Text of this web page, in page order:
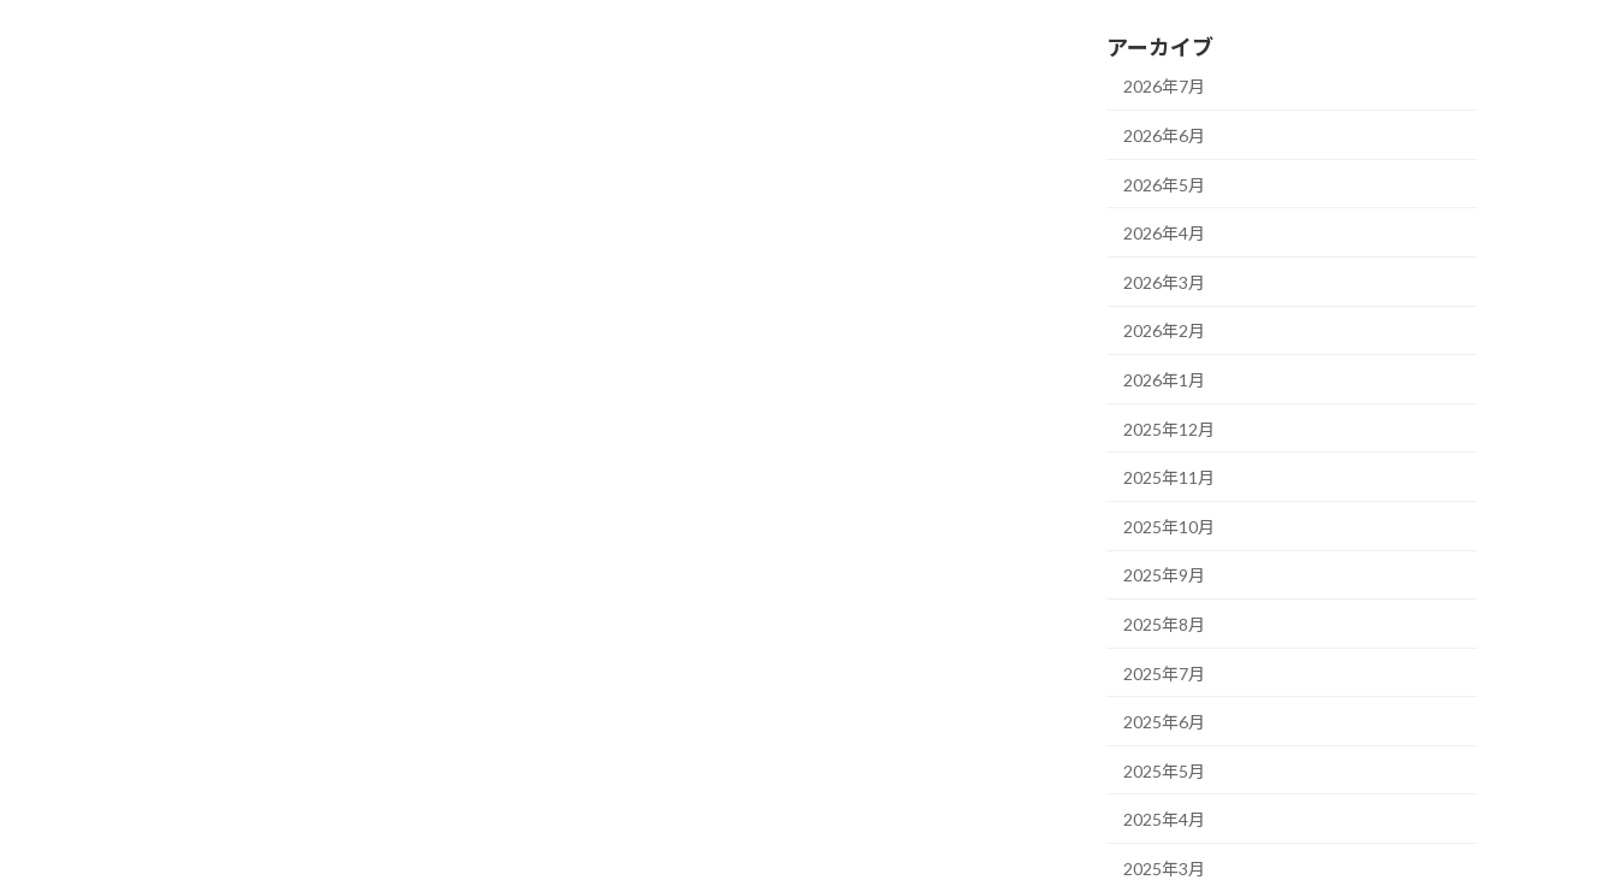
アーカイブ
2026年7月
2026年6月
2026年5月
2026年4月
2026年3月
2026年2月
2026年1月
2025年12月
2025年11月
2025年10月
2025年9月
2025年8月
2025年7月
2025年6月
2025年5月
2025年4月
2025年3月